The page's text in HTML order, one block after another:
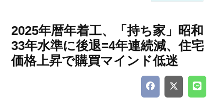
2025年暦年着工、「持ち家」昭和
33年水準に後退=4年連続減、住宅
価格上昇で購買マインド低迷